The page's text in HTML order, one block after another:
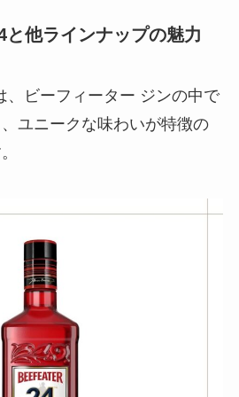
と他ラインナップの魅力
、ビーフィーター ジンの中で
ユニークな味わいが特徴の